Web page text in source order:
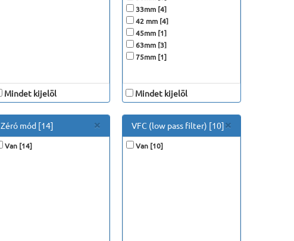
Mindet kijelöl
33mm [4]
42 mm [4]
45mm [1]
63mm [3]
75mm [1]
Mindet kijelöl
Zéró mód [14] ×Close
Van [14]
VFC (low pass filter) [10]×Close
Van [10]